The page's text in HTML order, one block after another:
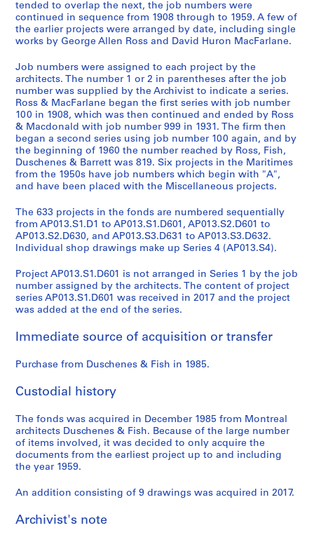
tended to overlap the next, the job numbers were
continued in sequence from 1908 through to 1959. A few of
the earlier projects were arranged by date, including single
works by George Allen Ross and David Huron MacFarlane.
Job numbers were assigned to each project by the
architects. The number 1 or 2 in parentheses after the job
number was supplied by the Archivist to indicate a series.
Ross & MacFarlane began the first series with job number
100 in 1908, which was then continued and ended by Ross
& Macdonald with job number 999 in 1931. The firm then
began a second series using job number 100 again, and by
the beginning of 1960 the number reached by Ross, Fish,
Duschenes & Barrett was 819. Six projects in the Maritimes
from the 1950s have job numbers which begin with "A",
and have been placed with the Miscellaneous projects.
The 633 projects in the fonds are numbered sequentially
from AP013.S1.D1 to AP013.S1.D601, AP013.S2.D601 to
AP013.S2.D630, and AP013.S3.D631 to AP013.S3.D632.
Individual shop drawings make up Series 4 (AP013.S4).
Project AP013.S1.D601 is not arranged in Series 1 by the job
number assigned by the architects. The content of project
series AP013.S1.D601 was received in 2017 and the project
was added at the end of the series.
Immediate source of acquisition or transfer
Purchase from Duschenes & Fish in 1985.
Custodial history
The fonds was acquired in December 1985 from Montreal
architects Duschenes & Fish. Because of the large number
of items involved, it was decided to only acquire the
documents from the earliest project up to and including
the year 1959.
An addition consisting of 9 drawings was acquired in 2017.
Archivist's note